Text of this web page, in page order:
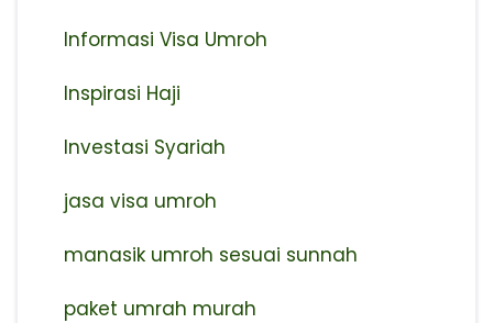
Informasi Visa Umroh
Inspirasi Haji
Investasi Syariah
jasa visa umroh
manasik umroh sesuai sunnah
paket umrah murah